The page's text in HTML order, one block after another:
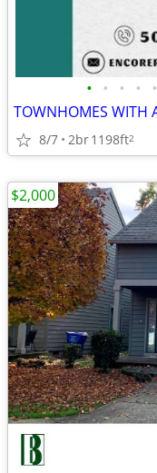
• • • • •
TOWNHOMES WITH
8/7 2br1198ft2
$2,000